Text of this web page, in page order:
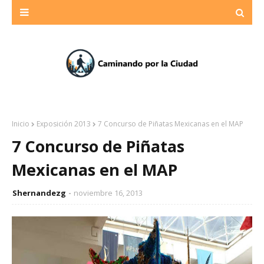
Inicio Exposición 2013 7 Concurso de Piñatas Mexicanas en el MAP
7 Concurso de Piñatas
Mexicanas en el MAP
Shernandezg noviembre 16, 2013